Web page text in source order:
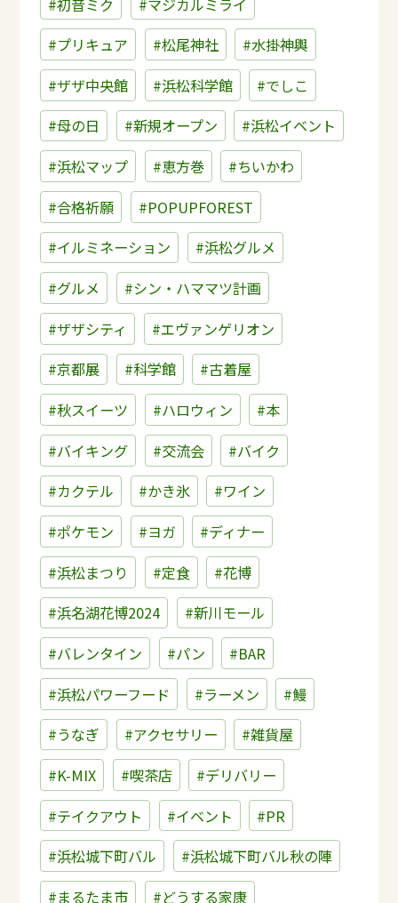
#プリキュア
#松尾神社
#水掛神輿
#ザザ中央館
#浜松科学館
#でしこ
#母の日
#新規オープン
#浜松イベント
#浜松マップ
#恵方巻
#ちいかわ
#合格祈願
#POPUPFOREST
#イルミネーション
#浜松グルメ
#グルメ
#シン・ハママツ計画
#ザザシティ
#エヴァンゲリオン
#京都展
#科学館
#古着屋
#秋スイーツ
#ハロウィン
#本
#バイキング
#交流会
#バイク
#カクテル
#かき氷
#ワイン
#ポケモン
#ヨガ
#ディナー
#浜松まつり
#定食
#花博
#浜名湖花博2024
#新川モール
#バレンタイン
#パン
#BAR
#浜松パワーフード
#ラーメン
#鰻
#うなぎ
#アクセサリー
#雑貨屋
#K-MIX
#喫茶店
#デリバリー
#テイクアウト
#イベント
#PR
#浜松城下町バル
#浜松城下町バル秋の陣
#まるたま市
#どうする家康